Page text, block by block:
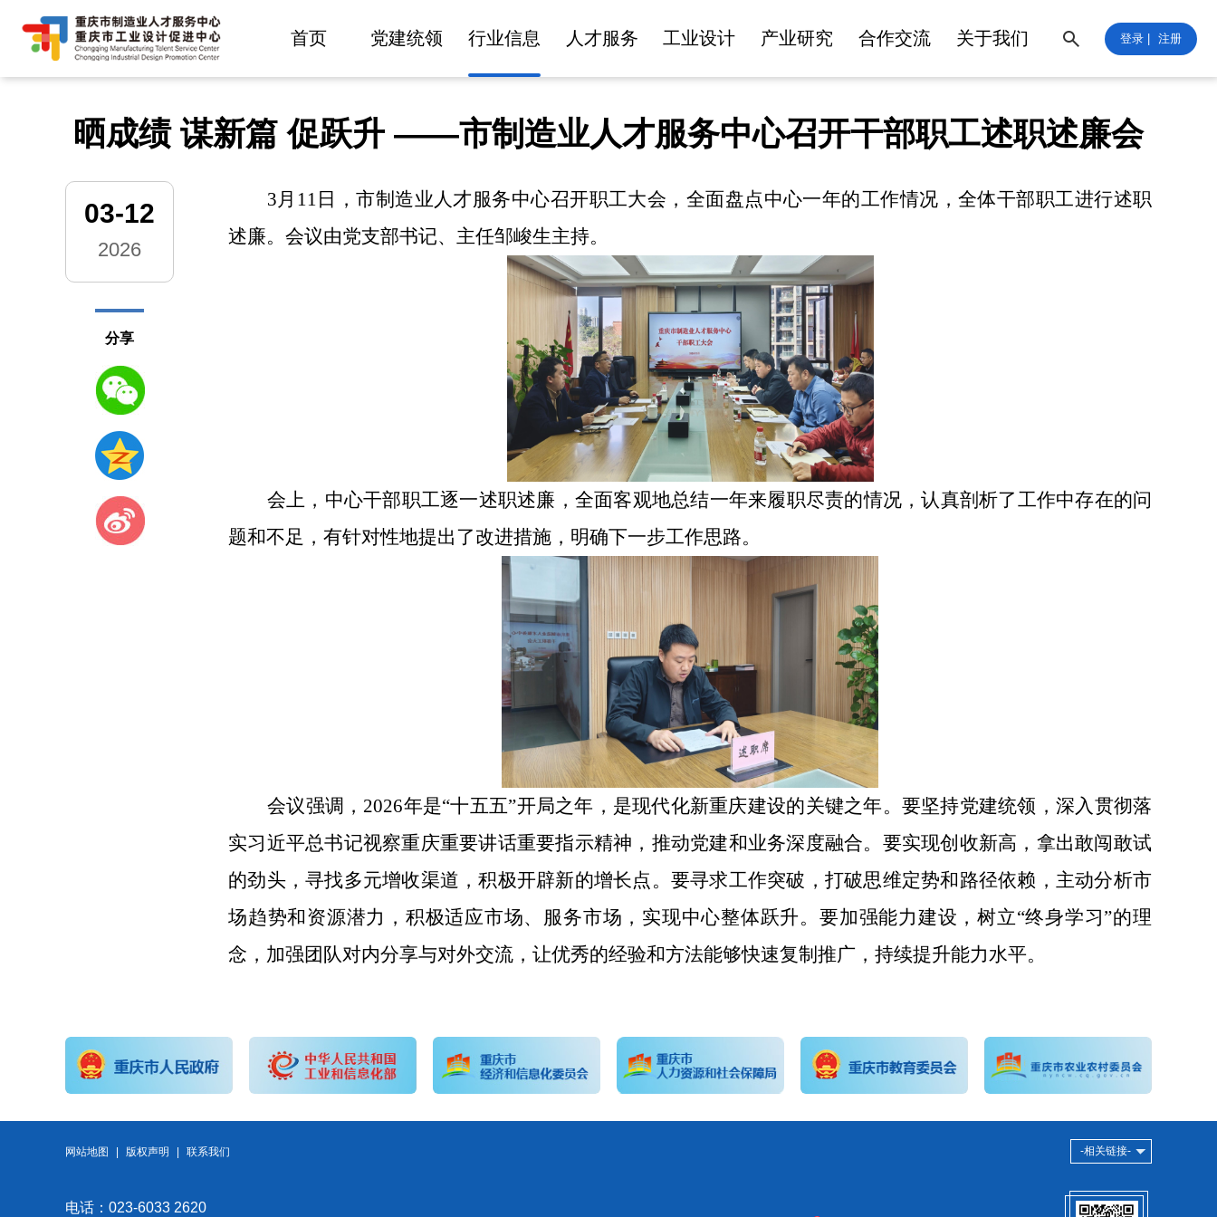
首页 党建统领 行业信息 人才服务 工业设计 产业研究 合作交流 关于我们 登录 | 注册
晒成绩 谋新篇 促跃升 ——市制造业人才服务中心召开干部职工述职述廉会
03-12
2026
分享
3月 11 日，市制造业人才服务中心召开职工大会，全面盘点中心一年的工作情况，全体干部职工进行述职
述廉。会议由党支部书记、主任邹峻生主持。
会上，中心干部职工逐一述职述廉，全面客观地总结一年来履职尽责的情况，认真剖析了工作中存在的问
题和不足，有针对性地提出了改进措施，明确下一步工作思路。
会议强调， 2026年是“十五五”开局之年，是现代化新重庆建设的关键之年。要坚持党建统领，深入贯彻落
实习近平总书记视察重庆重要讲话重要指示精神，推动党建和业务深度融合。要实现创收新高，拿出敢闯敢试
的劲头，寻找多元增收渠道，积极开辟新的增长点。要寻求工作突破，打破思维定势和路径依赖，主动分析市
场趋势和资源潜力，积极适应市场、服务市场，实现中心整体跃升。要加强能力建设，树立“终身学习”的理
念，加强团队对内分享与对外交流，让优秀的经验和方法能够快速复制推广，持续提升能力水平。
网站地图 | 版权声明 | 联系我们 -相关链接-
电话：023-6033 2620